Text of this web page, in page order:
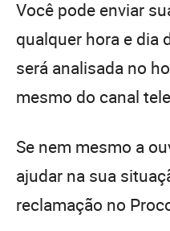
Você pode enviar
qualquer hora e dia
será analisada no
mesmo do canal
Se nem mesmo a
ajudar na sua
reclamação no